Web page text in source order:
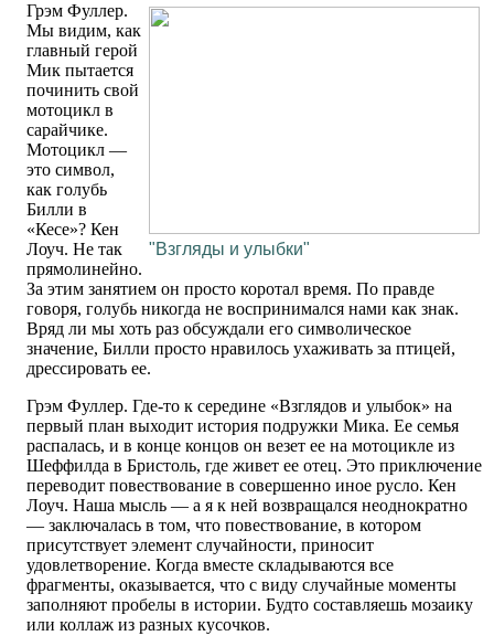
"Взгляды и улыбки"
Грэм Фуллер.
Мы видим, как
главный герой
Мик пытается
починить свой
мотоцикл в
сарайчике.
Мотоцикл —
это символ,
как голубь
Билли в
«Кесе»? Кен
Лоуч. Не так
прямолинейно.
За этим занятием он просто коротал время. По правде
говоря, голубь никогда не воспринимался нами как знак.
Вряд ли мы хоть раз обсуждали его символическое
значение, Билли просто нравилось ухаживать за птицей,
дрессировать ее.
Грэм Фуллер. Где-то к середине «Взглядов и улыбок» на
первый план выходит история подружки Мика. Ее семья
распалась, и в конце концов он везет ее на мотоцикле из
Шеффилда в Бристоль, где живет ее отец. Это приключение
переводит повествование в совершенно иное русло. Кен
Лоуч. Наша мысль — а я к ней возвращался неоднократно
— заключалась в том, что повествование, в котором
присутствует элемент случайности, приносит
удовлетворение. Когда вместе складываются все
фрагменты, оказывается, что с виду случайные моменты
заполняют пробелы в истории. Будто составляешь мозаику
или коллаж из разных кусочков.